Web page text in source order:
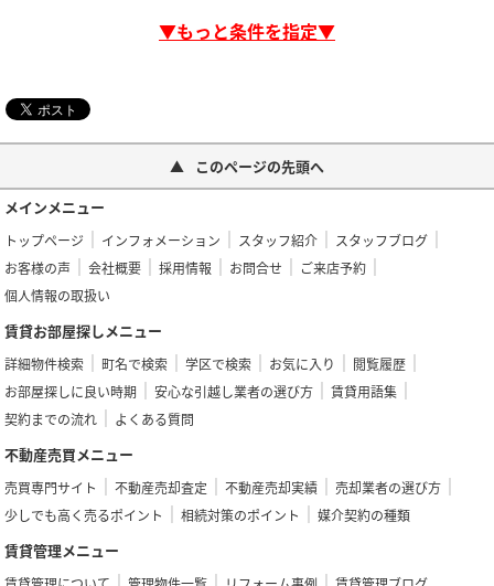
▼もっと条件を指定▼
このページの先頭へ
メインメニュー
トップページ インフォメーション スタッフ紹介
スタッフブログ
お客様の声
会社概要 採用情報 お問合せ
ご来店予約
個人情報の取扱い
賃貸お部屋探しメニュー
詳細物件検索 町名で検索 学区で検索 お気に入り
閲覧履歴
お部屋探しに良い時期
安心な引越し業者の選び方
賃貸用語集
契約までの流れ
よくある質問
不動産売買メニュー
売買専門サイト 不動産売却査定 不動産売却実績
売却業者の選び方
少しでも高く売るポイント
相続対策のポイント 媒介契約の種類
賃貸管理メニュー